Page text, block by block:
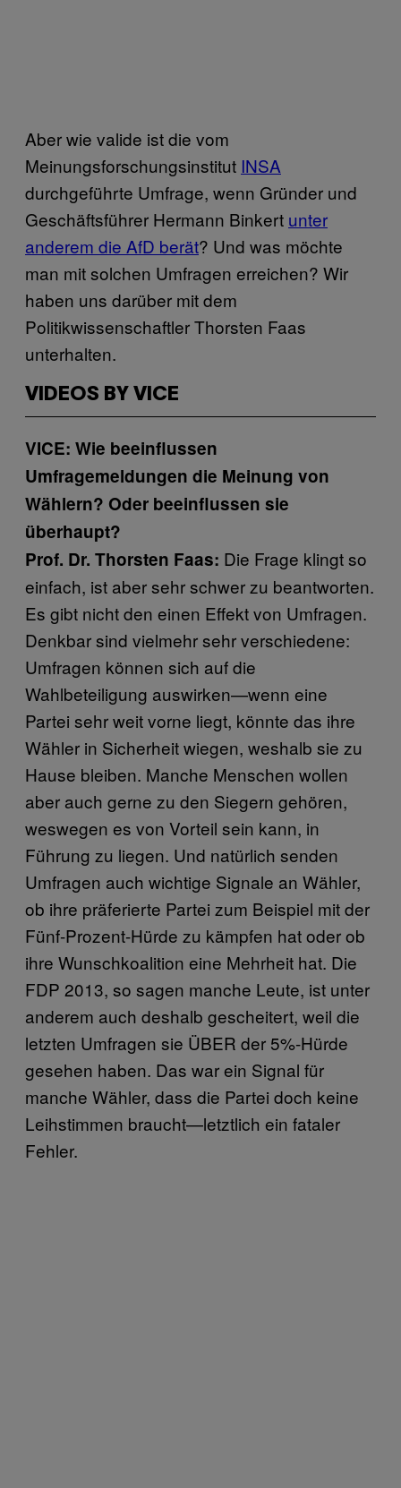
Aber wie valide ist die vom
Meinungsforschungsinstitut INSA
durchgeführte Umfrage, wenn Gründer und
Geschäftsführer Hermann Binkert unter
anderem die AfD berät? Und was möchte
man mit solchen Umfragen erreichen? Wir
haben uns darüber mit dem
Politikwissenschaftler Thorsten Faas
unterhalten.
VIDEOS BY VICE
VICE: Wie beeinflussen
Umfragemeldungen die Meinung von
Wählern? Oder beeinflussen sie
überhaupt?
Prof. Dr. Thorsten Faas: Die Frage klingt so
einfach, ist aber sehr schwer zu beantworten.
Es gibt nicht den einen Effekt von Umfragen.
Denkbar sind vielmehr sehr verschiedene:
Umfragen können sich auf die
Wahlbeteiligung auswirken—wenn eine
Partei sehr weit vorne liegt, könnte das ihre
Wähler in Sicherheit wiegen, weshalb sie zu
Hause bleiben. Manche Menschen wollen
aber auch gerne zu den Siegern gehören,
weswegen es von Vorteil sein kann, in
Führung zu liegen. Und natürlich senden
Umfragen auch wichtige Signale an Wähler,
ob ihre präferierte Partei zum Beispiel mit der
Fünf-Prozent-Hürde zu kämpfen hat oder ob
ihre Wunschkoalition eine Mehrheit hat. Die
FDP 2013, so sagen manche Leute, ist unter
anderem auch deshalb gescheitert, weil die
letzten Umfragen sie ÜBER der 5%-Hürde
gesehen haben. Das war ein Signal für
manche Wähler, dass die Partei doch keine
Leihstimmen braucht—letztlich ein fataler
Fehler.